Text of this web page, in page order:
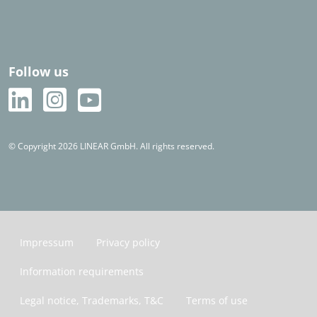
Follow us
© Copyright 2026 LINEAR GmbH. All rights reserved.
Impressum Privacy policy
Information requirements
Legal notice, Trademarks, T&C Terms of use